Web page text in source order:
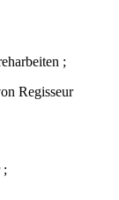
;
Regisseur
;